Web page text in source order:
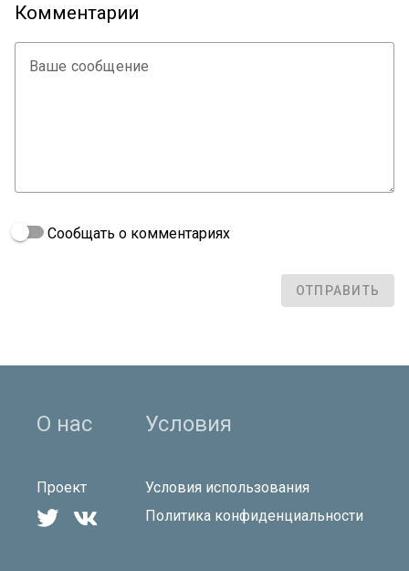
Комментарии
Ваше сообщение
Сообщать о комментариях
ОТПРАВИТЬ
О нас
Проект
 
Условия
Условия использования
Политика конфиденциальности